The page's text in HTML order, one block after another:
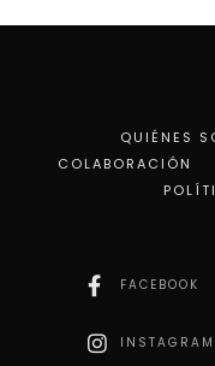
QUIÉNES
COLABORACIÓN
FACEBOOK
INSTAGRAM